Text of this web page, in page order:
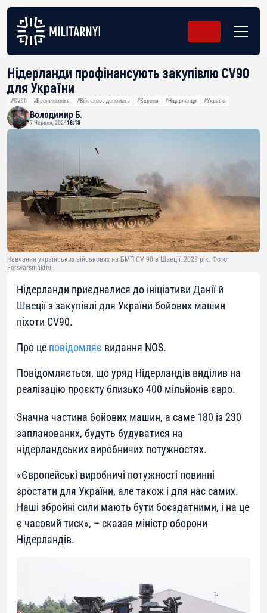
Нідерланди профінансують закупівлю CV90
для України
#CV90 #Бронетехніка #Військова допомога #Європа #Нідерланди #Україна
Володимир Б.
7 Червня, 202418:13
Навчання українських військових на БМП CV 90 в Швеції, 2023 рік. Фото:
Forsvarsmakten.
Нідерланди приєдналися до ініціативи Данії й
Швеції з закупівлі для України бойових машин
піхоти CV90.
Про це повідомляє видання NOS.
Повідомляється, що уряд Нідерландів виділив на
реалізацію проєкту близько 400 мільйонів євро.
Значна частина бойових машин, а саме 180 із 230
запланованих, будуть будуватися на
нідерландських виробничих потужностях.
«Європейські виробничі потужності повинні
зростати для України, але також і для нас самих.
Наші збройні сили мають бути боєздатними, і на це
є часовий тиск», – сказав міністр оборони
Нідерландів.